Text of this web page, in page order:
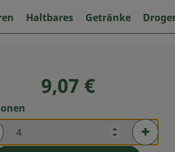
Haltbares Getränke
9,07 €
verringern (aktuell 4